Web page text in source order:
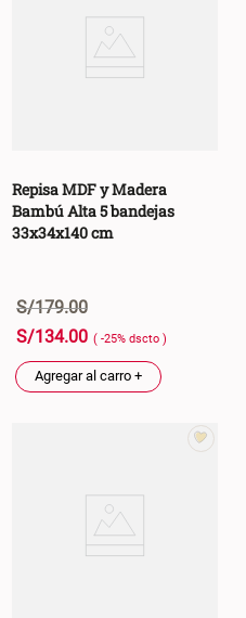
Repisa MDF y Madera
Bambú Alta 5 bandejas
33x34x140 cm
S/179.00
S/134.00 ( -25% dscto )
Agregar al carro +